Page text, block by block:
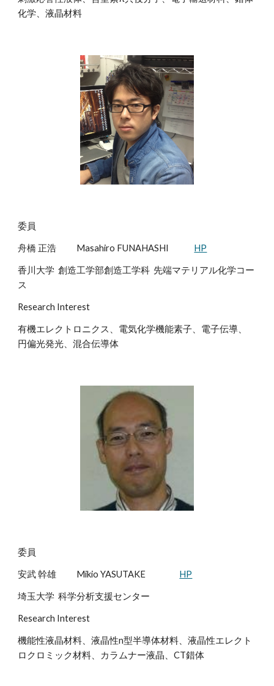
化学、液晶材料
委員
舟橋 正浩 Masahiro FUNAHASHI HP
香川大学 創造工学部創造工学科 先端マテリアル化学コー
ス
Research Interest
有機エレクトロニクス、電気化学機能素子、電子伝導、
円偏光発光、混合伝導体
委員
安武 幹雄 Mikio YASUTAKE HP
埼玉大学 科学分析支援センター
Research Interest
機能性液晶材料、液晶性n型半導体材料、液晶性エレクト
ロクロミック材料、カラムナー液晶、CT錯体